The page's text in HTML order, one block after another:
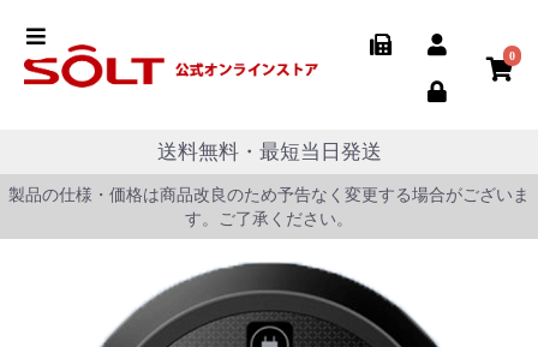
0
送料無料・最短当日発送
製品の仕様・価格は商品改良のため予告なく変更する場合がございま
す。ご了承ください。